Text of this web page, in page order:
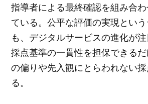
指導者による最終確認を組み合わ
ている。公平な評価の実現とい
も、デジタルサービスの進化が注
採点基準の一貫性を担保できる
の偏りや先入観にとらわれない
る。